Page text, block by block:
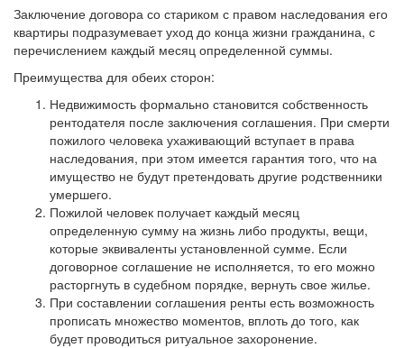
Заключение договора со стариком с правом наследования его
квартиры подразумевает уход до конца жизни гражданина, с
перечислением каждый месяц определенной суммы.
Преимущества для обеих сторон:
Недвижимость формально становится собственность
рентодателя после заключения соглашения. При смерти
пожилого человека ухаживающий вступает в права
наследования, при этом имеется гарантия того, что на
имущество не будут претендовать другие родственники
умершего.
Пожилой человек получает каждый месяц
определенную сумму на жизнь либо продукты, вещи,
которые эквиваленты установленной сумме. Если
договорное соглашение не исполняется, то его можно
расторгнуть в судебном порядке, вернуть свое жилье.
При составлении соглашения ренты есть возможность
прописать множество моментов, вплоть до того, как
будет проводиться ритуальное захоронение.